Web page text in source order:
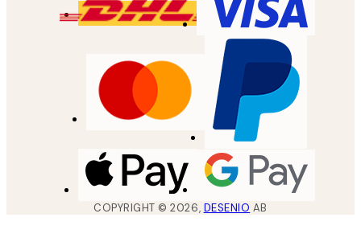
COPYRIGHT ©2026, DESENIO AB